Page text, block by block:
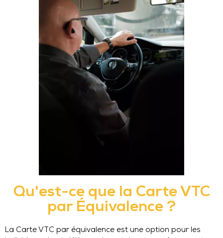
Qu'est-ce que la Carte VTC
par Équivalence ?
La Carte VTC par équivalence est une option pour les